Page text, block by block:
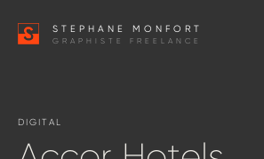
STEPHANE MONFORT
GRAPHISTE FREELANCE
DIGITAL